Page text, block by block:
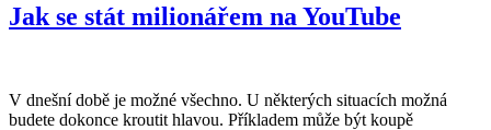
Jak se stát milionářem na YouTube
V dnešní době je možné všechno. U některých situacích možná
budete dokonce kroutit hlavou. Příkladem může být koupě